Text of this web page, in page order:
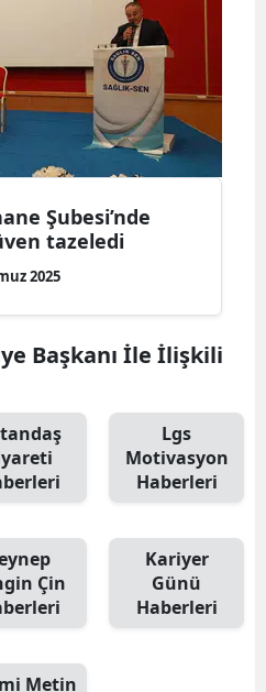
Ardahan
Iğdır
Yalova
Karabük
Kilis
Şubesi’nde
tazeledi
2025
Başkanı İle İlişkili
Lgs
Motivasyon
Haberleri
Çin
Kariyer
Günü
Haberleri
Metin